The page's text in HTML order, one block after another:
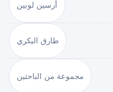
أرسين لوبين
طارق البكري
مجموعة من الباحثين